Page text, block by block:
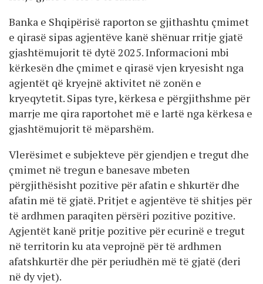
Banka e Shqipërisë raporton se gjithashtu çmimet
e qirasë sipas agjentëve kanë shënuar rritje gjatë
gjashtëmujorit të dytë 2025. Informacioni mbi
kërkesën dhe çmimet e qirasë vjen kryesisht nga
agjentët që kryejnë aktivitet në zonën e
kryeqytetit. Sipas tyre, kërkesa e përgjithshme për
marrje me qira raportohet më e lartë nga kërkesa e
gjashtëmujorit të mëparshëm.
Vlerësimet e subjekteve për gjendjen e tregut dhe
çmimet në tregun e banesave mbeten
përgjithësisht pozitive për afatin e shkurtër dhe
afatin më të gjatë. Pritjet e agjentëve të shitjes për
të ardhmen paraqiten përsëri pozitive pozitive.
Agjentët kanë pritje pozitive për ecurinë e tregut
në territorin ku ata veprojnë për të ardhmen
afatshkurtër dhe për periudhën më të gjatë (deri
në dy vjet).